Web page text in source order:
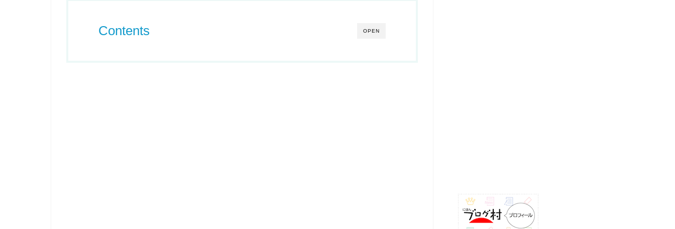
OPEN
Contents